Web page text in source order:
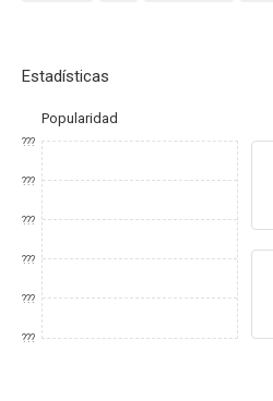
Estadísticas
Popularidad
???
???
???
???
???
???